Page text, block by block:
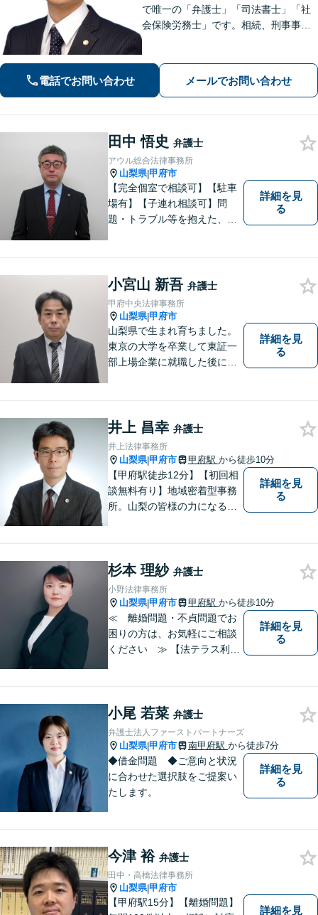
で唯一の「弁護士」「司法書士」「社
会保険労務士」です。相続、刑事事
し、最善の解決策をご提案いたしま
す。【休日・夜間面談可】【オンライ
電話でお問い合わせ メールでお問い合わせ
田中 悟史 弁護士
アウル総合法律事務所
山梨県|甲府市
【完全個室で相談可】【駐車
場有】【子連れ相談可】問
題・トラブル等を抱えた、ま
分析し、解決に向けてどのよ
うな方法・手段を取ることが
良いのか等を助言させていた
だきます。
詳細を見
る
小宮山 新吾 弁護士
甲府中央法律事務所
山梨県|甲府市
山梨県で生まれ育ちました。
東京の大学を卒業して東証一
部上場企業に就職した後に司
に弁護士登録した後は、山梨
県内を中心に様々な案件を取
り扱ってきました。
詳細を見
る
井上 昌幸 弁護士
井上法律事務所
山梨県|甲府市 甲府駅 から徒歩10分
【甲府駅徒歩12分】【初回相
談無料有り】地域密着型事務
所。山梨の皆様の力になるべ
なんでもご相談ください。将
来を見据えた適切なソリュー
ションをご提案いたします。
詳細を見
る
杉本 理紗 弁護士
小野法律事務所
山梨県|甲府市 甲府駅 から徒歩10分
≪ 離婚問題・不貞問題でお
困りの方は、お気軽にご相談
ください ≫ 【法テラス利用
護士には、守秘義務がありま
すので、ご安心してご相談を
いただければと思います。
詳細を見
る
小尾 若菜 弁護士
弁護士法人ファーストパートナーズ
山梨県|甲府市 南甲府駅 から徒歩7分
◆借金問題 ◆ご意向と状況
に合わせた選択肢をご提案い
たします。
詳細を見
る
今津 裕 弁護士
田中・高橋法律事務所
山梨県|甲府市
【甲府駅15分】【離婚問題】
詳細を見